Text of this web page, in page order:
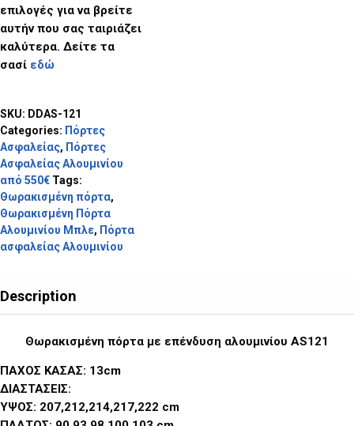
επιλογές για να βρείτε
αυτήν που σας ταιριάζει
καλύτερα. Δείτε τα
σασί εδώ
SKU: DDAS-121
Categories: Πόρτες
Ασφαλείας, Πόρτες
Ασφαλείας Αλουμινίου
από 550€ Tags:
Θωρακισμένη πόρτα,
Θωρακισμένη Πόρτα
Αλουμινίου Μπλε, Πόρτα
ασφαλείας Αλουμινίου
Description
Θωρακισμένη πόρτα με επένδυση αλουμινίου AS121
ΠΑΧΟΣ ΚΑΣΑΣ: 13cm
ΔΙΑΣΤΑΣΕΙΣ:
ΥΨΟΣ: 207,212,214,217,222 cm